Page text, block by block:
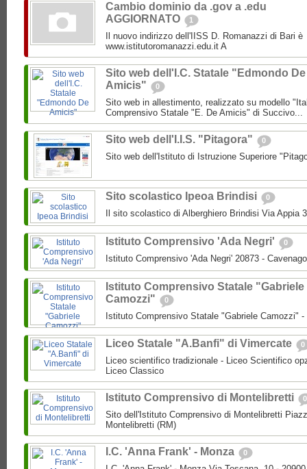
Cambio dominio da .gov a .edu
AGGIORNATO
1
Il nuovo indirizzo dell'IISS D. Romanazzi di Bari è
www.istitutoromanazzi.edu.it A
Sito web dell'I.C. Statale "Edmondo De
Amicis"
0
Sito web in allestimento, realizzato su modello
Comprensivo Statale "E. De Amicis" di Succivo...
Sito web dell'I.I.S. "Pitagora" 0
Sito web dell'Istituto di Istruzione Superiore
Sito scolastico Ipeoa Brindisi 0
Il sito scolastico di Alberghiero Brindisi Via Appia
Istituto Comprensivo 'Ada Negri' 0
Istituto Comprensivo 'Ada Negri' 20873 -
Istituto Comprensivo Statale "Gabriele
Camozzi"
0
Istituto Comprensivo Statale "Gabriele Camozzi"
Liceo Statale "A.Banfi" di Vimercate 0
Liceo scientifico tradizionale - Liceo Scientifico
Liceo Classico
Istituto Comprensivo di Montelibretti 0
Sito dell'Istituto Comprensivo di Montelibretti
Montelibretti (RM)
I.C. 'Anna Frank' - Monza 0